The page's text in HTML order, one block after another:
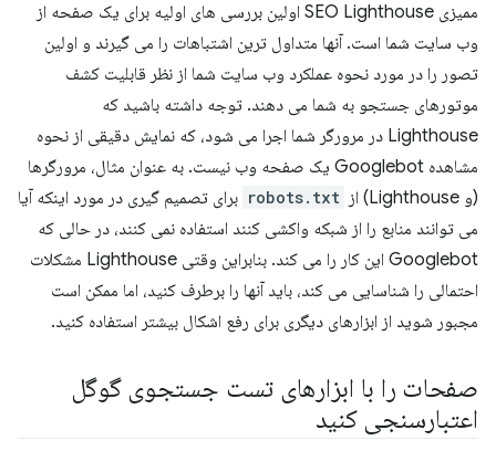
ممیزی SEO Lighthouse اولین بررسی های اولیه برای یک صفحه از
وب سایت شما است. آنها متداول ترین اشتباهات را می گیرند و اولین
تصور را در مورد نحوه عملکرد وب سایت شما از نظر قابلیت کشف
موتورهای جستجو به شما می دهند. توجه داشته باشید که
Lighthouse در مرورگر شما اجرا می شود، که نمایش دقیقی از نحوه
مشاهده Googlebot یک صفحه وب نیست. به عنوان مثال، مرورگرها
(و Lighthouse) از
robots.txt برای تصمیم گیری در مورد اینکه آیا
می توانند منابع را از شبکه واکشی کنند استفاده نمی کنند، در حالی که
Googlebot این کار را می کند. بنابراین وقتی Lighthouse مشکلات
احتمالی را شناسایی می کند، باید آنها را برطرف کنید، اما ممکن است
مجبور شوید از ابزارهای دیگری برای رفع اشکال بیشتر استفاده کنید.
صفحات را با ابزارهای تست جستجوی گوگل
اعتبارسنجی کنید